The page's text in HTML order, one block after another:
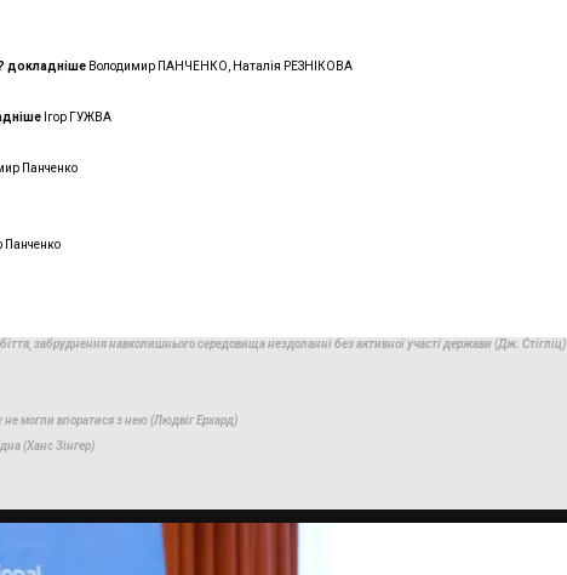
докладнiше Володимир ПАНЧЕНКО, Наталія РЕЗНІКОВА
Ігор ГУЖВА
Панченко
Панченко
забруднення навколишнього середовища нездоланні без активної участі держави (Дж. Стігліц)
могли впоратися з нею (Людвіг Ерхард)
(Ханс Зінгер)